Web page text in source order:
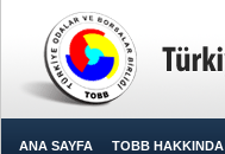
ANA SAYFA TOBB HAKKINDA